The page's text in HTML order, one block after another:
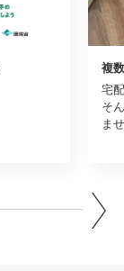
複
宅
そ
ま